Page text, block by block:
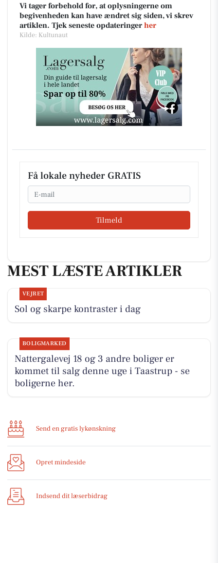
Vi tager forbehold for, at oplysningerne om
begivenheden kan have ændret sig siden, vi skrev
artiklen. Tjek seneste opdateringer her
Kilde: Kultunaut
Få lokale nyheder GRATIS
Email
Tilmeld
MEST LÆSTE ARTIKLER
VEJRET
Sol og skarpe kontraster i dag
BOLIGMARKED
Nattergalevej 18 og 3 andre boliger er
kommet til salg denne uge i Taastrup - se
boligerne her.
Send en gratis lykønskning
Opret mindeside
Indsend dit læserbidrag